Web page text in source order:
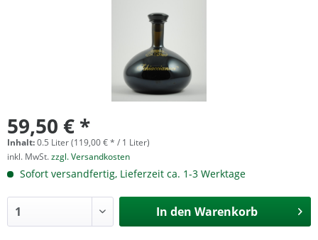
59,50 € *
Inhalt:0.5 Liter (119,00 € * / 1 Liter)
inkl. MwSt.zzgl. Versandkosten
Sofort versandfertig, Lieferzeit ca. 1-3 Werktage
In den Warenkorb